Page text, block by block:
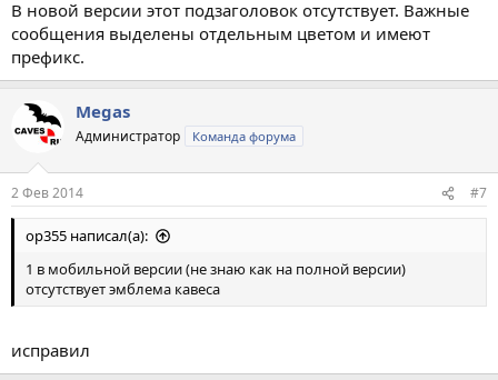
В новой версии этот подзаголовок отсутствует. Важные
сообщения выделены отдельным цветом и имеют
префикс.
Megas
Администратор Команда форума
2 Фев 2014 #7
op355 написал(а):
1 в мобильной версии (не знаю как на полной версии)
отсутствует эмблема кавеса
исправил